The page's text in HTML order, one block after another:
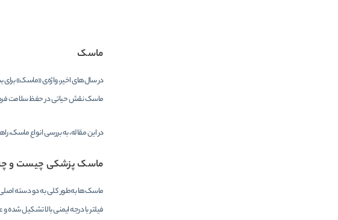
ماسک
در سال‌های اخیر، واژه‌ی «ماسک» برای
ماسک نقش حیاتی در حفظ سلامت فردی
در این مقاله، به بررسی انواع
ماسک پزشکی چیست و چه
ماسک‌ها به‌طور کلی به دو دسته
فیلتر با درجه ایمنی بالا تشکیل